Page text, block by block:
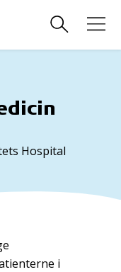
Hospital
i